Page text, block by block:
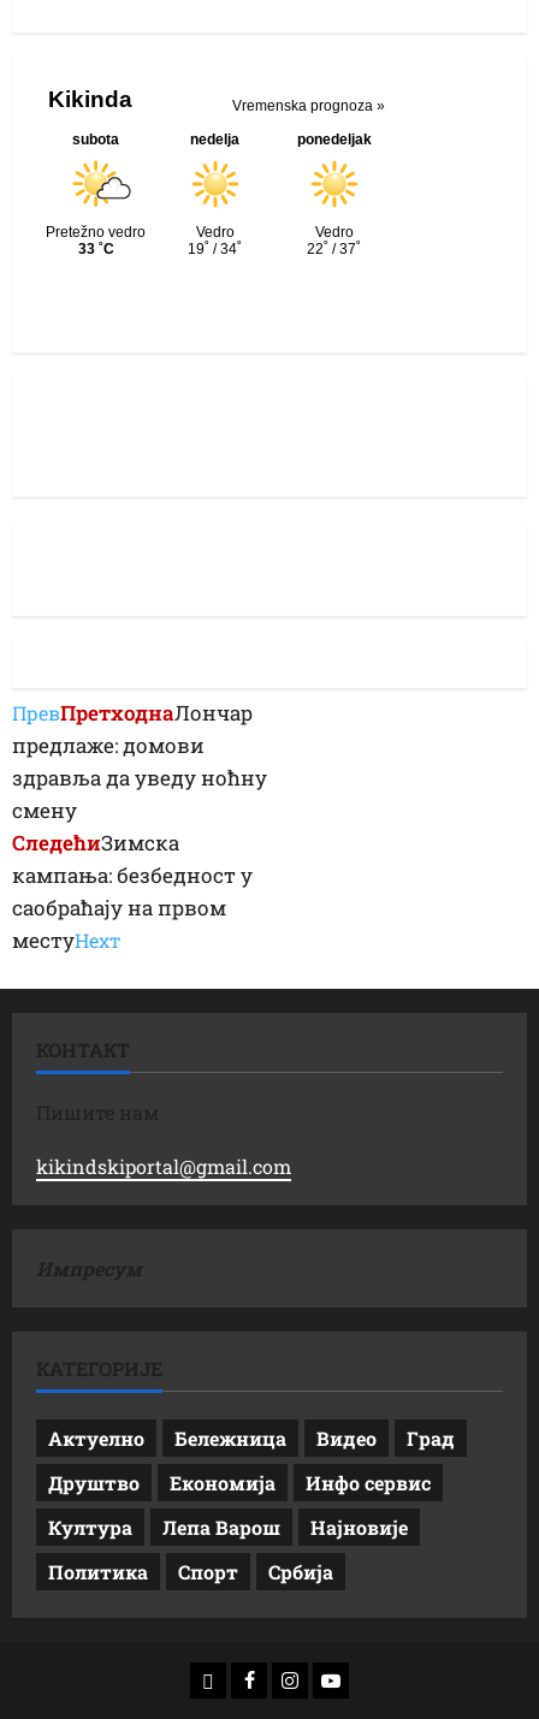
ПревПретходнаЛончар
предлаже: домови
здравља да уведу ноћну
смену
СледећиЗимска
кампања: безбедност у
саобраћају на првом
местуНеxт
КОНТАКТ
Пишите нам
kikindskiportal@gmail.com
Импресум
КАТЕГОРИЈЕ
Актуелно Бележница Видео
Град
Друштво
Економија
Инфо сервис
Култура
Лепа Варош
Најновије
Политика
Спорт Србија
доwнлоад
Фацебоок
Инстаграм
Yоутубе